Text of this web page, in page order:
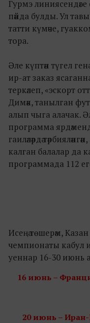
Гурмэ
пәйда булды. Ул
татти күмәче,
тора.
Әле күптән түгел
ир-ат заказ
теркәлеп, «эскорт
Димәк, танылган
алып чыга алачак.
программа
гаиләләрдә
калган балалар да
программада 112
Исеңә төшерәм,
чемпионаты кабул
уеннар 16-30 июнь
16 июнь –
20 июнь –